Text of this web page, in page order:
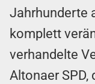
Jahrhunderte
komplett
verhandelte
Altonaer SPD,